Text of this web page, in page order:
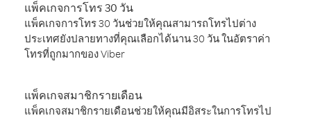
แพ็คเกจการโทร 30 วัน
แพ็คเกจการโทร 30 วันช่วยให้คุณสามารถโทรไปต่าง
ประเทศยังปลายทางที่คุณเลือกได้นาน 30 วัน ในอัตราค่า
โทรที่ถูกมากของ Viber
แพ็คเกจสมาชิกรายเดือน
แพ็คเกจสมาชิกรายเดือนช่วยให้คุณมีอิสระในการโทรไป